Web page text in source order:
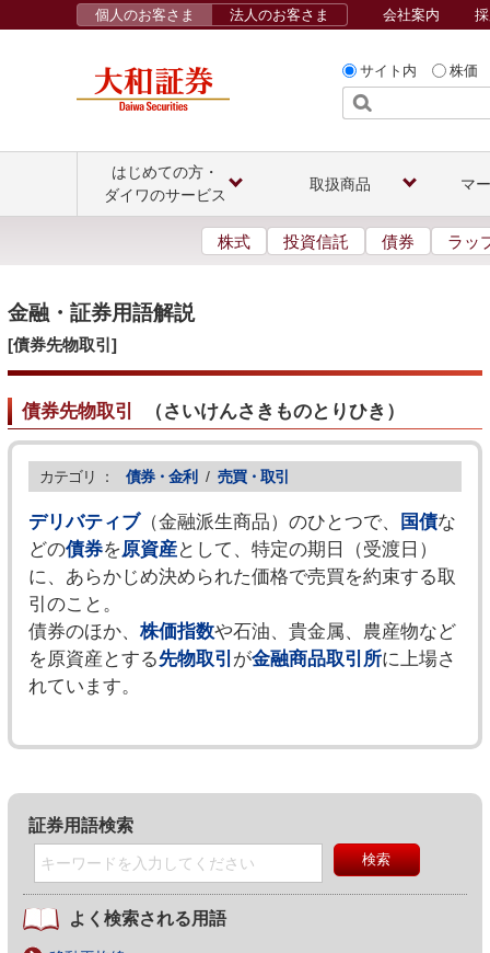
サイト内 株価
個人のお客さま 法人のお客さま 会社案内
はじめての方・
ダイワのサービス
取扱商品 マ
株式 投資信託 債券 ラッ
金融・証券用語解説
[債券先物取引]
債券先物取引 （さいけんさきものとりひき ）
カテゴリ ： 債券・金利 / 売買・取引
デリバティブ（金融派生商品）のひとつで、 国債な
どの債券を原資産として、特定の期日（受渡日）
に、あらかじめ決められた価格で売買を約束する取
引のこと。
債券のほか、 株価指数や石油、貴金属、農産物など
を原資産とする先物取引 が金融商品取引所に上場さ
れています。
証券用語検索
よく検索される用語